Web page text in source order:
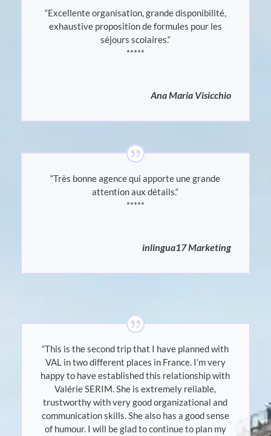
“Excellente organisation, grande disponibilité,
exhaustive proposition de formules pour les
séjours scolaires.“
*****
Ana Maria Visicchio
“Très bonne agence qui apporte une grande
attention aux détails.“
*****
inlingua17 Marketing
“This is the second trip that I have planned with
VAL in two different places in France. I’m very
happy to have established this relationship with
Valérie SERIM. She is extremely reliable,
trustworthy with very good organizational and
communication skills. She also has a good sense
of humour. I will be glad to continue to plan my